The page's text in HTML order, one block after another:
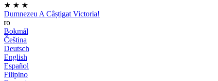
★ ★ ★
Dumnezeu A Câștigat Victoria!
ro
Bokmål
Čeština
Deutsch
English
Español
Filipino